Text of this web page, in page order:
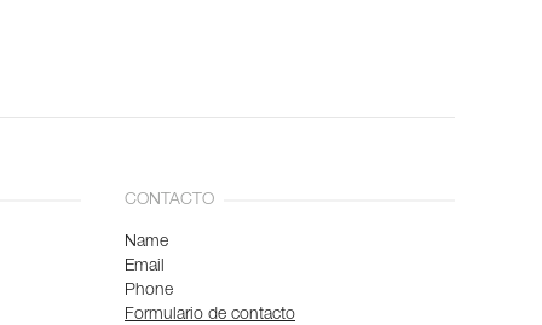
CONTACTO
Name
Email
Phone
Formulario de contacto